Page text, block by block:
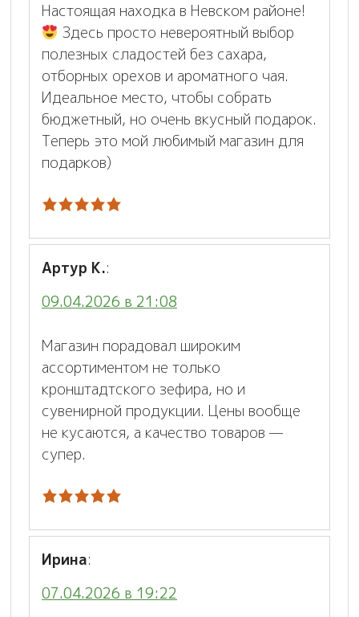
Настоящая находка в Невском районе!
Здесь просто невероятный выбор
полезных сладостей без сахара,
отборных орехов и ароматного чая.
Идеальное место, чтобы собрать
бюджетный, но очень вкусный подарок.
Теперь это мой любимый магазин для
подарков)
Артур К.:
09.04.2026 в 21:08
Магазин порадовал широким
ассортиментом не только
кронштадтского зефира, но и
сувенирной продукции. Цены вообще
не кусаются, а качество товаров —
супер.
Ирина:
07.04.2026 в 19:22